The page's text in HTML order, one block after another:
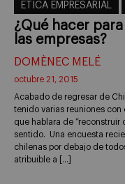
ÉTICA EMPRESARIAL
¿Qué hacer
las empresas?
DOMÈNEC MELÉ
octubre 21, 2015
Acabado de regresar de
tenido varias reuniones con
que hablara de “reconstruir
sentido. Una encuesta
chilenas por debajo de
atribuible a […]